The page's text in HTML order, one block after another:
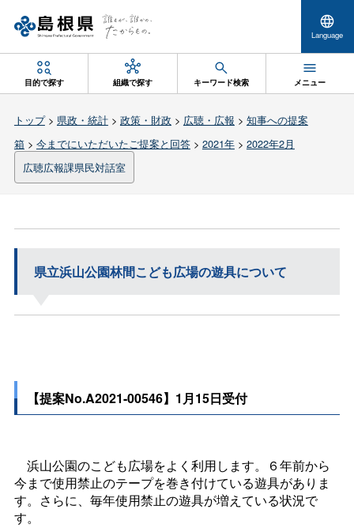
Language
目的で探す 組織で探す キーワード検索 メニュー
トップ> 県政・統計> 政策・財政 > 広聴・広報 > 知事への提案
箱> 今までにいただいたご提案と回答> 2021年> 2022年2月
広聴広報課県民対話室
県立浜山公園林間こども広場の遊具について
【提案No.A2021-00546】1月15日受付
浜山公園のこども広場をよく利用します。６年前から
今まで使用禁止のテープを巻き付けている遊具がありま
す。さらに、毎年使用禁止の遊具が増えている状況で
す。